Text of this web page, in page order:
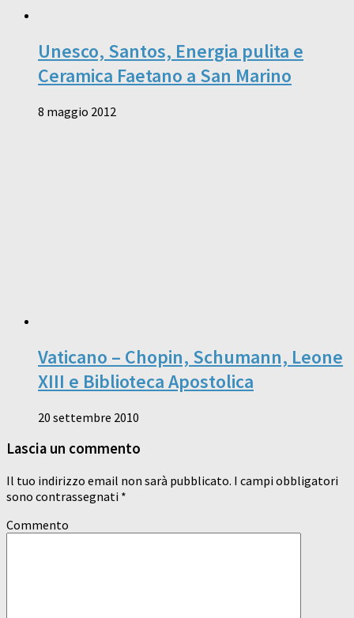
Unesco, Santos, Energia pulita e
Ceramica Faetano a San Marino
8 maggio 2012
Vaticano – Chopin, Schumann, Leone
XIII e Biblioteca Apostolica
20 settembre 2010
Lascia un commento
Il tuo indirizzo email non sarà pubblicato. I campi obbligatori
sono contrassegnati *
Commento